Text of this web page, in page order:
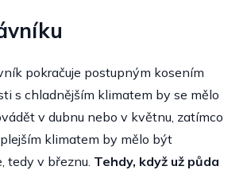
pokračuje postupným kosením
s chladnějším klimatem by se mělo
v dubnu nebo v květnu, zatímco
klimatem by mělo být
tedy v březnu. Tehdy, když už půda